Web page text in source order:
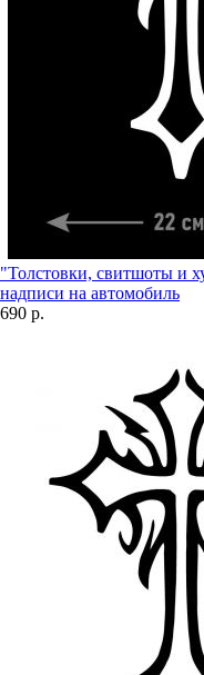
"Толстовки, свитшоты и
надписи на автомобиль
690 р.